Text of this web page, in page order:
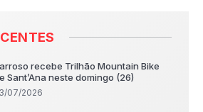
recebe Trilhão Mountain Bike
Sant’Ana neste domingo (26)
07/2026